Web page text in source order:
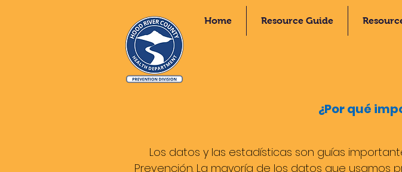
Home Resource Guide
¿Por qué
Los datos y las estadísticas son guías
Prevención. La mayoría de los datos que